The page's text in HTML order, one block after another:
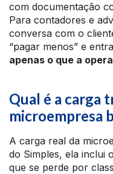
com documentação
Para contadores e
conversa com o
“pagar menos” e
apenas o que a
Qual é a carga
microempresa
A carga real da
do Simples, ela inclui
que se perde por